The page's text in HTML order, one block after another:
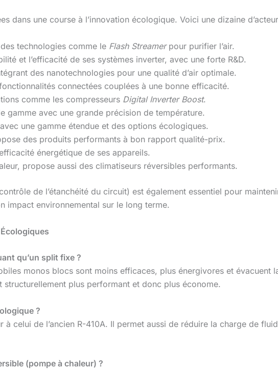
dans une course à l’innovation écologique. Voici une dizaine
technologies comme le Flash Streamerpour purifier l’air.
et l’efficacité de ses systèmes inverter, avec une forte R&D.
des nanotechnologies pour une qualité d’air optimale.
connectées couplées à une bonne efficacité.
comme les compresseurs Digital Inverter Boost.
gamme avec une grande précision de température.
une gamme étendue et des options écologiques.
des produits performants à bon rapport qualité-prix.
énergétique de ses appareils.
propose aussi des climatiseurs réversibles performants.
de l’étanchéité du circuit) est également essentiel pour
impact environnemental sur le long terme.
qu’un split fixe ?
monos blocs sont moins efficaces, plus énergivores et évacuent
structurellement plus performant et donc plus économe.
?
à celui de l’ancien R-410A. Il permet aussi de réduire la charge de
(pompe à chaleur) ?